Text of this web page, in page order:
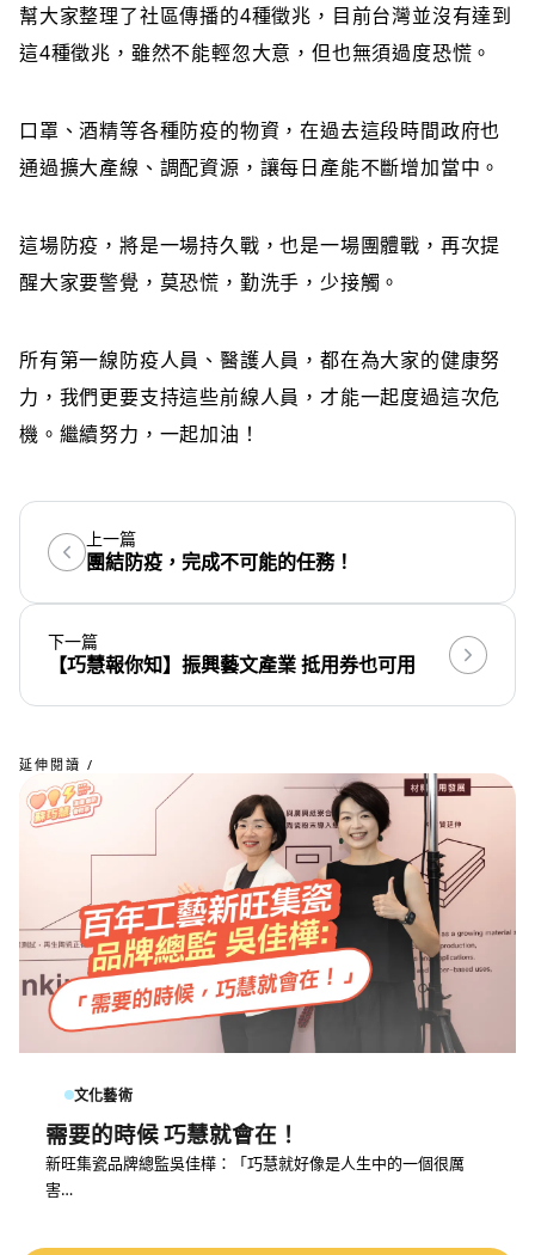
幫大家整理了社區傳播的4種徵兆，目前台灣並沒有達到
這4種徵兆，雖然不能輕忽大意，但也無須過度恐慌。
口罩、酒精等各種防疫的物資，在過去這段時間政府也
通過擴大產線、調配資源，讓每日產能不斷增加當中。
這場防疫，將是一場持久戰，也是一場團體戰，再次提
醒大家要警覺，莫恐慌，勤洗手，少接觸。
所有第一線防疫人員、醫護人員，都在為大家的健康努
力 ，我們更要支持這些前線人員，才能一起度過這次危
機。繼續努力，一起加油！
上一篇
團結防疫，完成不可能的任務！
下一篇
【巧慧報你知】振興藝文產業 抵用券也可用
延伸閱讀 /
文化藝術
需要的時候 巧慧就會在！
新旺集瓷品牌總監吳佳樺：「巧慧就好像是人生中的一個很厲
害…